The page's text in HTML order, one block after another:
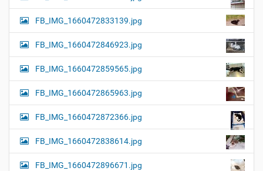
FB_IMG_1660472833139.jpg
FB_IMG_1660472846923.jpg
FB_IMG_1660472859565.jpg
FB_IMG_1660472865963.jpg
FB_IMG_1660472872366.jpg
FB_IMG_1660472838614.jpg
FB_IMG_1660472896671.jpg